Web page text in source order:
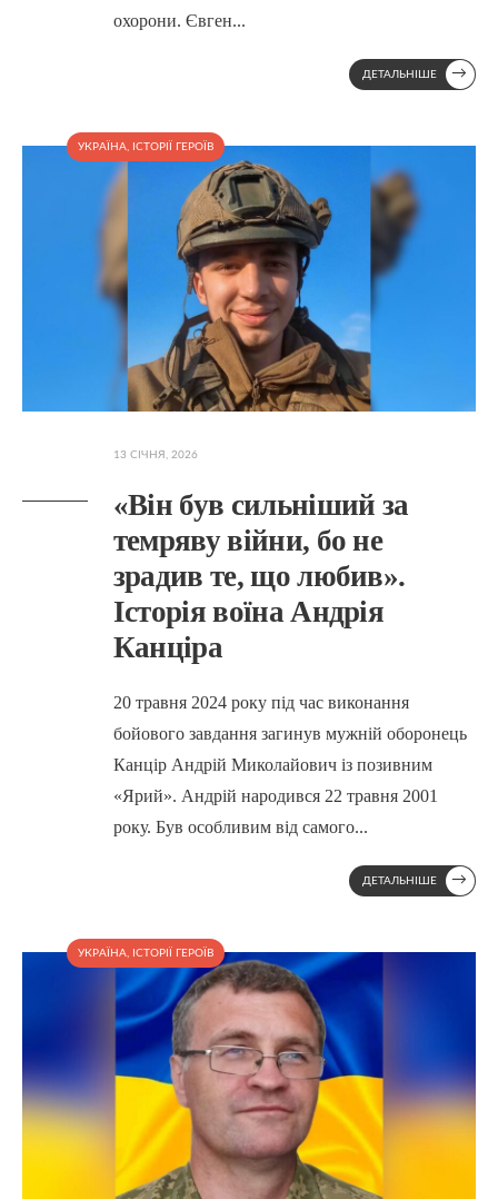
охорони. Євген...
ДЕТАЛЬНІШЕ →
УКРАЇНА ІСТОРІЇ ГЕРОЇВ
13 СІЧНЯ, 2026
«Він був сильніший за
темряву війни, бо не
зрадив те, що любив».
Історія воїна Андрія
Канціра
20 травня 2024 року під час виконання
бойового завдання загинув мужній оборонець
Канцір Андрій Миколайович із позивним
«Ярий». Андрій народився 22 травня 2001
року. Був особливим від самого...
ДЕТАЛЬНІШЕ →
УКРАЇНА ІСТОРІЇ ГЕРОЇВ